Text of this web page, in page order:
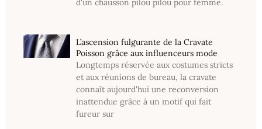
d'un chausson pilou pilou pour femme.
L’ascension fulgurante de la Cravate
Poisson grâce aux influenceurs mode
Longtemps réservée aux costumes stricts
et aux réunions de bureau, la cravate
connaît aujourd'hui une reconversion
inattendue grâce à un motif qui fait
fureur sur